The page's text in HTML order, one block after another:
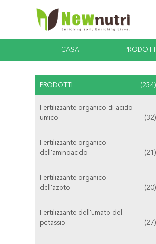
CASA PRODOTTI
PRODOTTI (254)
Fertilizzante organico di acido
umico
(32)
Fertilizzante organico
dell'aminoacido
(21)
Fertilizzante organico
dell'azoto
(20)
Fertilizzante dell'umato del
potassio
(27)